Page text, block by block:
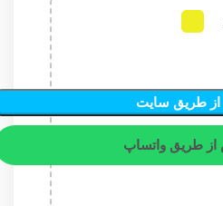
طریق سایت
طریق واتساپ